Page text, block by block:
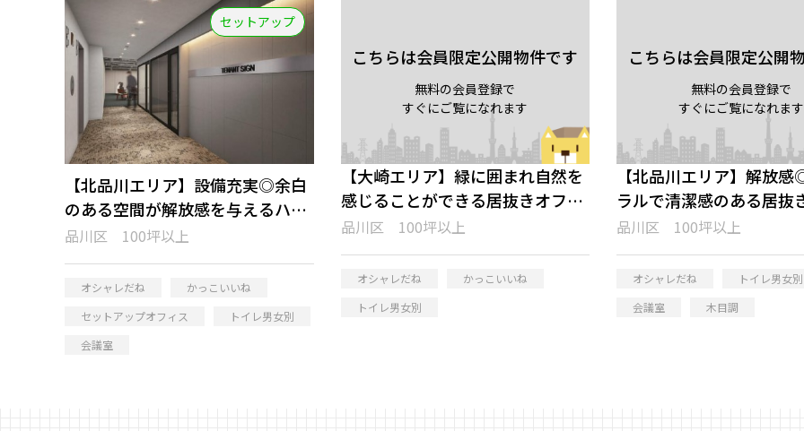
セットアップ
【北品川エリア】設備充実◎余白
のある空間が解放感を与えるハー
フセットアップオフィス
品川区 100坪以上
オシャレだね
かっこいいね
セットアップオフィス
トイレ男女別
会議室
こちらは会員限定公開物件です
無料の会員登録で
すぐにご覧になれます
【大崎エリア】緑に囲まれ自然を
感じることができる居抜きオフィ
ス
品川区 100坪以上
オシャレだね
かっこいいね
トイレ男女別
こちらは会員限定公開
無料の会員登録で
すぐにご覧になれます
【北品川エリア】解放
ラルで清潔感のある居抜
ス
品川区 100坪以上
オシャレだね
トイレ男女別
会議室
木目調